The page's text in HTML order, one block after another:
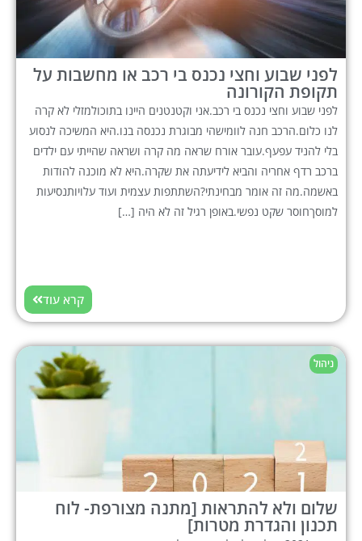
לפני שבוע וחצי נכנס בי רכב או מחשבות על
תקופת הקורונה
לפני שבוע וחצי נכנס בי רכב.אני וקטנטנים היינו בתוכולמזלי לא קרה
לנו כלום.הרכב חנה לוומישהי מבוגרת נכנסה בנו.היא המשיכה לנסוע
בלי להניד עפעף.עובר אורח שראה מה קרה ושראה שהייתי עם ילדים
ברכב רדף אחריה והביא לידיעתה את שקרה.היא לא מוכנה להודות
באשמה.מה זה אומר מבחינתי?השתתפות עצמית ועוד עלויותנסיעות
למוסךחוסר שקט נפשי.באופן רגיל זה לא היה […]
קרא עוד
ניהול
שלום ולא להתראות [מתנה מצורפת- לוח
תכנון והגדרת מטרות]